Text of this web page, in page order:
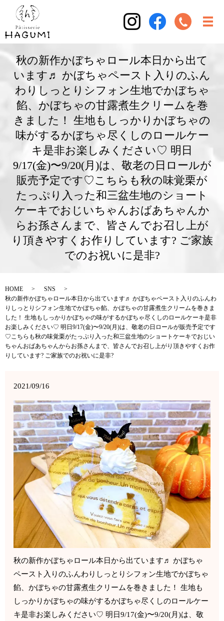
秋の新作かぼちゃロール本日から出て
います♬ かぼちゃペースト入りのふん
わりしっとりシフォン生地でかぼちゃ
餡、かぼちゃの甘露煮生クリームを巻
きました！ 生地もしっかりかぼちゃの
味がするかぼちゃ尽くしのロールケー
キ是非お楽しみください♡ 明日
9/17(金)〜9/20(月)は、敬老の日ロールが
販売予定です♡こちらも秋の味覚栗が
たっぷり入った和三盆生地のショート
ケーキでおじいちゃんおばあちゃんか
らお孫さんまで、皆さんでお召し上が
り頂きやすくお作りしています? ご家族
でのお祝いに是非?
HOME
SNS
秋の新作かぼちゃロール本日から出ています♬ かぼちゃペースト入りのふんわ
りしっとりシフォン生地でかぼちゃ餡、かぼちゃの甘露煮生クリームを巻きま
した！ 生地もしっかりかぼちゃの味がするかぼちゃ尽くしのロールケーキ是非
お楽しみください♡ 明日9/17(金)〜9/20(月)は、敬老の日ロールが販売予定です
♡こちらも秋の味覚栗がたっぷり入った和三盆生地のショートケーキでおじい
ちゃんおばあちゃんからお孫さんまで、皆さんでお召し上がり頂きやすくお作
りしています? ご家族でのお祝いに是非?
2021/09/16
秋の新作かぼちゃロール本日から出ています♬ かぼちゃ
ペースト入りのふんわりしっとりシフォン生地でかぼちゃ
餡、かぼちゃの甘露煮生クリームを巻きました！ 生地も
しっかりかぼちゃの味がするかぼちゃ尽くしのロールケー
キ是非お楽しみください♡ 明日9/17(金)〜9/20(月)は、敬